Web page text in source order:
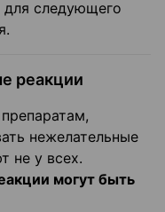
для следующего
реакции
нежелательные
не у всех.
могут быть